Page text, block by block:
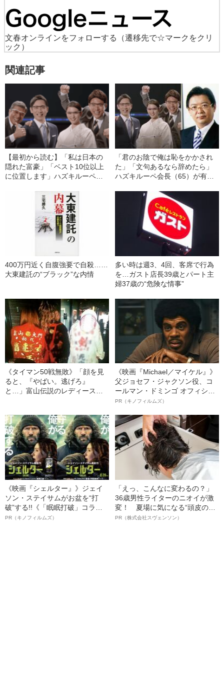
文春オンラインをフォローする
（遷移先で☆マークをクリ
ック）
関連記事
【最初から読む】「私は日本の
隠れた富豪」「ベスト10位以上
に位置します」ハズキルーペ会
の中身《有名学園でのトラブル
を直撃すると…》
「君のお陰で俺は恥をかかされ
た」「文句あるなら辞めたら」
ハズキルーペ会長（65）が有名
場にはすすり泣く声が…》
400万円近く自腹強要で自殺……
大東建託の“ブラック”な内情
多い時は週3、4回、客席で行為
を…ガスト店長39歳とパート主
婦37歳の“危険な情事”
《タイマン50戦無敗》「顔を見
ると、『やばい。逃げろ』
と…」富山伝説のレディース初
《映画『Michael／マイケル』》
父ジョセフ・ジャクソン役、コ
ールマン・ドミンゴ オフィシャ
ルインタビュー“観客を魅了した
語る”《日本興収70億円突破》
PR（キノフィルムズ）
《映画『シェルター』》ジェイ
ソン・ステイサムがお盆を“打
破”する!!《「眠眠打破」コラ
ボ》
PR（キノフィルムズ）
「えっ、こんなに変わるの？」
36歳男性ライターのニオイが激
変！ 夏場に気になる“頭皮のニ
オイ”や“ベタつき”を解消す
PR（株式会社スヴェンソン）